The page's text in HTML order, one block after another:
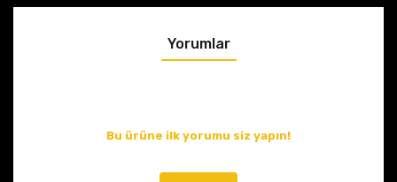
Yorumlar
Bu ürüne ilk yorumu siz yapın!